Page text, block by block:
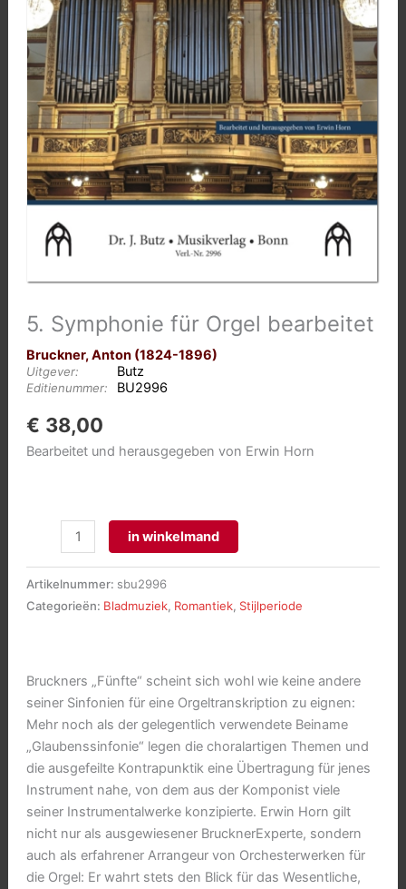
5. Symphonie für Orgel bearbeitet
Bruckner, Anton (1824-1896)
Uitgever: Butz
Editienummer: BU2996
€ 38,00
Bearbeitet und herausgegeben von Erwin Horn
Symphonie
bearbeitet
in winkelmand
Artikelnummer: sbu2996
Categorieën: Bladmuziek, Romantiek, Stijlperiode
Bruckners „Fünfte“ scheint sich wohl wie keine andere
seiner Sinfonien für eine Orgeltranskription zu eignen:
Mehr noch als der gelegentlich verwendete Beiname
„Glaubenssinfonie“ legen die choralartigen Themen und
die ausgefeilte Kontrapunktik eine Übertragung für jenes
Instrument nahe, von dem aus der Komponist viele
seiner Instrumentalwerke konzipierte. Erwin Horn gilt
nicht nur als ausgewiesener BrucknerExperte, sondern
auch als erfahrener Arrangeur von Orchesterwerken für
die Orgel: Er wahrt stets den Blick für das Wesentliche,